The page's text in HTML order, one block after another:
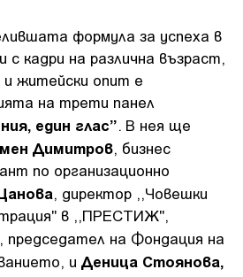
формула за успеха в
кадри на различна възраст,
и житейски опит е
на трети панел
един глас” . В нея ще
Димитров , бизнес
по организационно
, директор ,,Човешки
в ,,ПРЕСТИЖ",
, председател на Фондация на
и Деница Стоянова,